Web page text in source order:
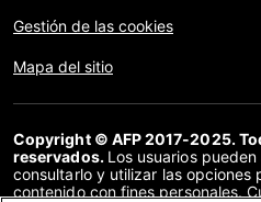
Gestión de las cookies
Mapa del sitio
Copyright © AFP 2017-2025.
reservados. Los usuarios
consultarlo y utilizar las opciones
contenido con fines personales.